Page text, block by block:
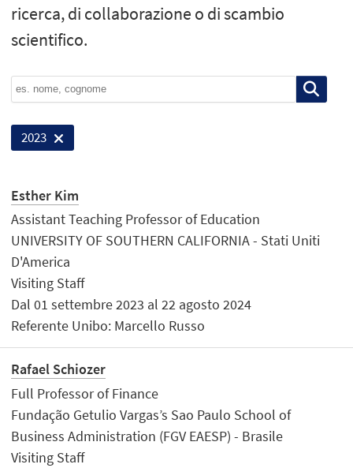
ricerca, di collaborazione o di scambio
scientifico.
2023
Esther Kim
Assistant Teaching Professor of Education
UNIVERSITY OF SOUTHERN CALIFORNIA - Stati Uniti
D'America
Visiting Staff
Dal 01 settembre 2023 al 22 agosto 2024
Referente Unibo: Marcello Russo
Rafael Schiozer
Full Professor of Finance
Fundação Getulio Vargas’s Sao Paulo School of
Business Administration (FGV EAESP) - Brasile
Visiting Staff